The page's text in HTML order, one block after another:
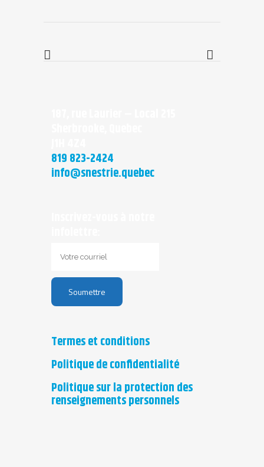
819 823-2424
info@snestrie.quebec
Termes et conditions
Politique de confidentialité
Politique sur la protection des
renseignements personnels